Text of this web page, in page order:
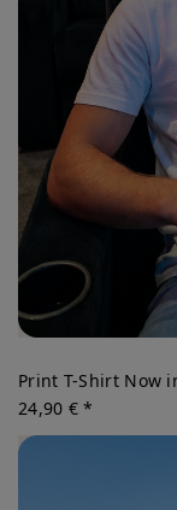
Print T-Shirt Now
24,90 € *